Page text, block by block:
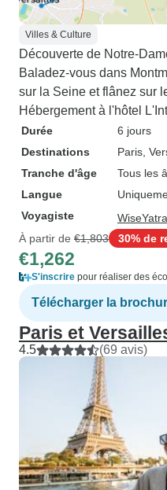
Villes & Culture
Découverte de Notre-
Baladez-vous dans
sur la Seine et flânez sur
Hébergement à l'hôtel
Durée
6 jours
Destinations
Paris ,
Tranche d'âge
Tous les
Langue
Voyagiste
WiseYatra
À partir de €1,803 30% de
€1,262
S'inscrire pour réaliser des
Télécharger la
Paris et
4.5 (69 avis)